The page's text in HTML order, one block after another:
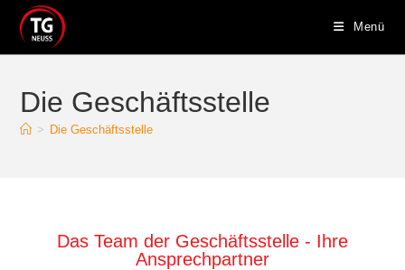
Menü
Die Geschäftsstelle
> Die Geschäftsstelle
Das Team der Geschäftsstelle - Ihre
Ansprechpartner